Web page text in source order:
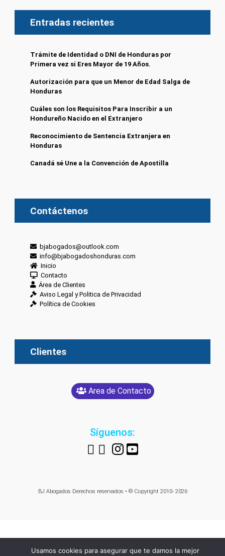
Entradas recientes
Trámite de Identidad o DNI de Honduras por
Primera vez si Eres Mayor de 19 Años.
Autorización para que un Menor de Edad Salga de
Honduras
Cuáles son los Requisitos Para Inscribir a un
Hondureño Nacido en el Extranjero
Reconocimiento de Sentencia Extranjera en
Honduras
Canadá sé Une a la Convención de Apostilla
Contáctenos
bjabogados@outlook.com
info@bjabogadoshonduras.com
Inicio
Contacto
Área de Clientes
Aviso Legal y Politica de Privacidad
Política de Cookies
Clientes
Area de Contacto
Síguenos:
BJ Abogados Derechos reservados • © Copyright 2010- 2026
Usamos cookies para asegurar que te damos la mejor